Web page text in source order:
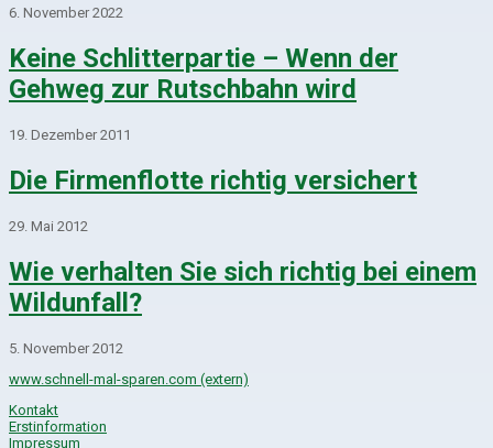
6. November 2022
Keine Schlitterpartie – Wenn der
Gehweg zur Rutschbahn wird
19. Dezember 2011
Die Firmenflotte richtig versichert
29. Mai 2012
Wie verhalten Sie sich richtig bei einem
Wildunfall?
5. November 2012
www.schnell-mal-sparen.com (extern)
Kontakt
Erstinformation
Impressum